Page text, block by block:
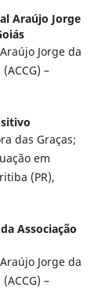
Araújo Jorge
Jorge da
–
das Graças;
em
(PR),
Associação
Jorge da
–